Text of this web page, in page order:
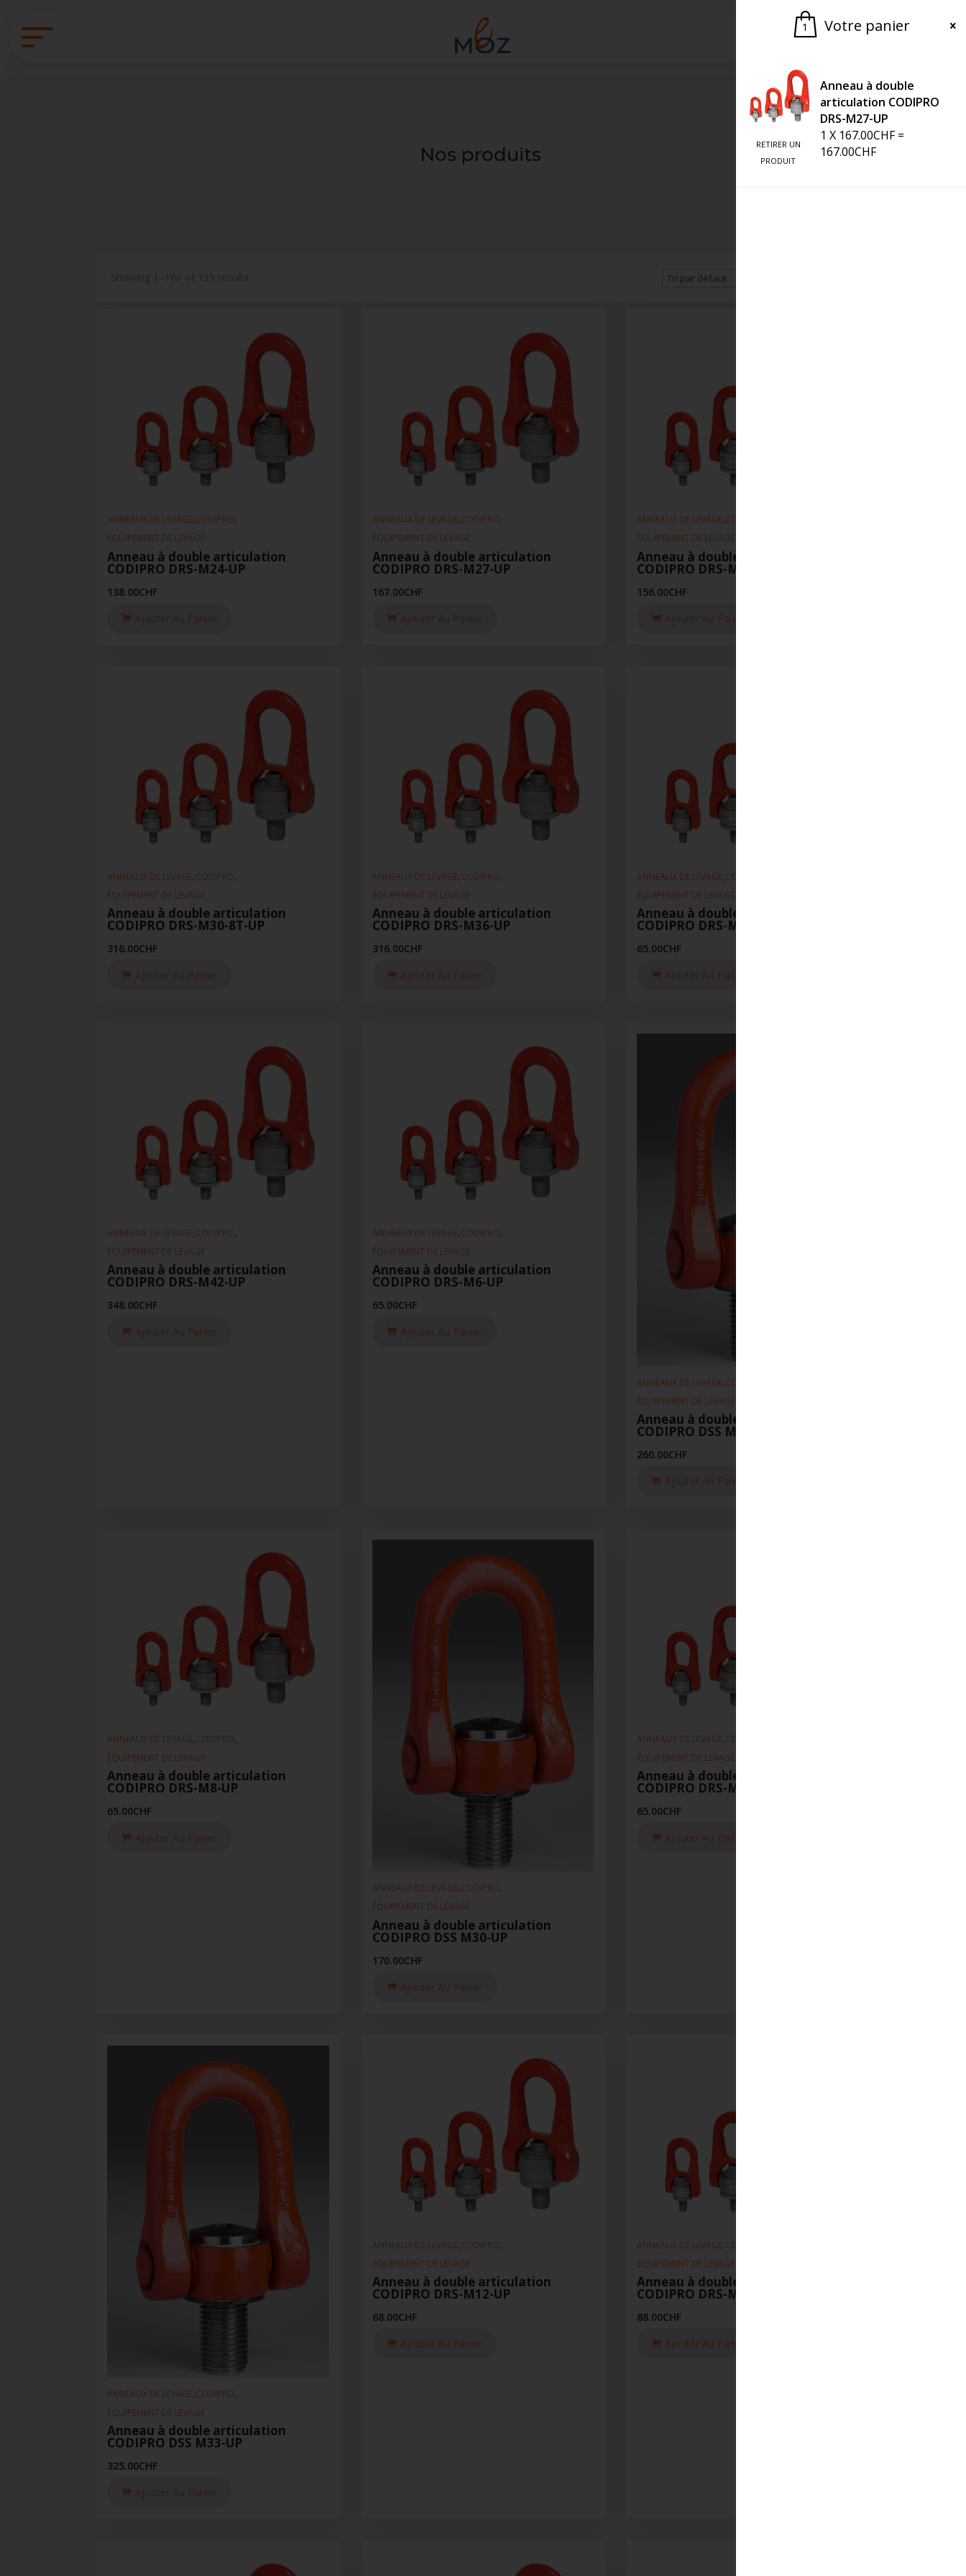
Demander une offre
Nos produits
ANNEAUX DE LEVAGE,CODIPRO,
ÉQUIPEMENT DE LEVAGE
Anneau à double articulation
CODIPRO DRS-M24-UP
138.00CHF
Ajouter Au Panier
ANNEAUX DE LEVAGE,CODIPRO,
ÉQUIPEMENT DE LEVAGE
Anneau à double articulation
CODIPRO DRS-M27-UP
167.00CHF
Ajouter Au Panier
ANNEAUX DE LEVAGE,CODIPRO
ÉQUIPEMENT DE LEVAGE
Anneau à double articulation
CODIPRO DRS-M30-6.3T-UP
156.00CHF
Ajouter Au Panier
ANNEAUX DE LEVAGE,CODIPRO,
ÉQUIPEMENT DE LEVAGE
Anneau à double articulation
CODIPRO DRS-M30-8T-UP
316.00CHF
Ajouter Au Panier
ANNEAUX DE LEVAGE,CODIPRO,
ÉQUIPEMENT DE LEVAGE
Anneau à double articulation
CODIPRO DRS-M36-UP
316.00CHF
Ajouter Au Panier
ANNEAUX DE LEVAGE,CODIPRO
ÉQUIPEMENT DE LEVAGE
Anneau à double articulation
CODIPRO DRS-M5-UP
65.00CHF
Ajouter Au Panier
ANNEAUX DE LEVAGE,CODIPRO,
ÉQUIPEMENT DE LEVAGE
Anneau à double articulation
CODIPRO DRS-M42-UP
348.00CHF
Ajouter Au Panier
ANNEAUX DE LEVAGE,CODIPRO,
ÉQUIPEMENT DE LEVAGE
Anneau à double articulation
CODIPRO DRS-M6-UP
65.00CHF
Ajouter Au Panier
ANNEAUX DE LEVAGE,CODIPRO
ÉQUIPEMENT DE LEVAGE
Anneau à double articulation
CODIPRO DSS M24-UP
260.00CHF
Ajouter Au Panier
ANNEAUX DE LEVAGE,CODIPRO,
ÉQUIPEMENT DE LEVAGE
Anneau à double articulation
CODIPRO DRS-M8-UP
65.00CHF
Ajouter Au Panier
ANNEAUX DE LEVAGE,CODIPRO,
ÉQUIPEMENT DE LEVAGE
Anneau à double articulation
CODIPRO DSS M30-UP
170.00CHF
Ajouter Au Panier
ANNEAUX DE LEVAGE,CODIPRO
ÉQUIPEMENT DE LEVAGE
Anneau à double articulation
CODIPRO DRS-M10-UP
65.00CHF
Ajouter Au Panier
ANNEAUX DE LEVAGE,CODIPRO,
ÉQUIPEMENT DE LEVAGE
Anneau à double articulation
CODIPRO DSS M33-UP
325.00CHF
Ajouter Au Panier
ANNEAUX DE LEVAGE,CODIPRO,
ÉQUIPEMENT DE LEVAGE
Anneau à double articulation
CODIPRO DRS-M12-UP
68.00CHF
Ajouter Au Panier
ANNEAUX DE LEVAGE,CODIPRO
ÉQUIPEMENT DE LEVAGE
Anneau à double articulation
CODIPRO DRS-M14-UP
88.00CHF
Ajouter Au Panier
1 Votre panier
RETIRER UN
PRODUIT
Anneau à double
articulation CODIPRO
DRS-M27-UP
1 X 167.00CHF =
167.00CHF